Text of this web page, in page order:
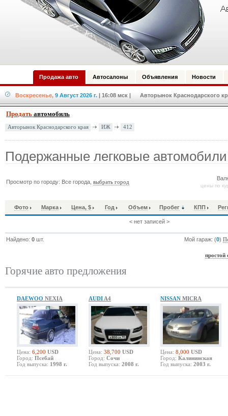
Продажа авто Автосалоны Объявления Новости
Воскресенье, 9 Август 2026 г. | 16:08 мск | Авторынок Краснодарского
Продать автомобиль
Авторынок Краснодарского края ИЖ 412
Подержанные легковые
Просмотр по городу: Все города,выбрать город
цены по
Фото Марка Цена, $ Год Объем Пробег КПП
< нет записей >
Найдено:0 шт. Мой гараж: (0)
простой
Горячие авто предложения
DAEWOO NEXIA
Цена: 6,200 USD
Город: Псебай
Год выпуска: 1998 г.
AUDI A4
Цена: 38,700 USD
Город: Сочи
Год выпуска: 2008 г.
NISSAN MICRA
Цена: 8,000 USD
Город: Калининская
Год выпуска: 2003 г.